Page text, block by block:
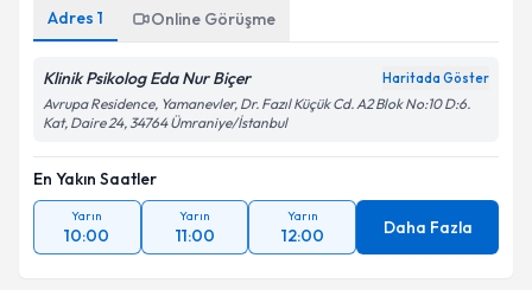
Adres 1 Online Görüşme
Klinik Psikolog Eda Nur Biçer Haritada Göster
Avrupa Residence, Yamanevler, Dr. Fazıl Küçük Cd. A2 Blok No:10 D:6.
Kat, Daire 24, 34764 Ümraniye/İstanbul
En Yakın Saatler
Yarın
10:00
Yarın
11:00
Yarın
12:00 Daha Fazla